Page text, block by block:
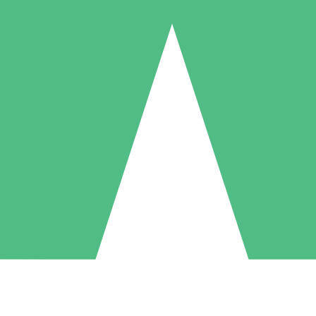
Individuele Creditpakketten
per gebruik met downloadtegoeden. Geen maandelijkse verplichting
5 Downloaden
US$